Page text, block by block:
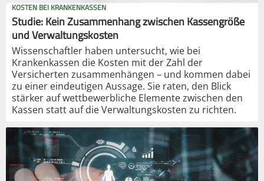
KOSTEN BEI KRANKENKASSEN
Studie: Kein Zusammenhang zwischen Kassengröße
und Verwaltungskosten
Wissenschaftler haben untersucht, wie bei
Krankenkassen die Kosten mit der Zahl der
Versicherten zusammenhängen – und kommen dabei
zu einer eindeutigen Aussage. Sie raten, den Blick
stärker auf wettbewerbliche Elemente zwischen den
Kassen statt auf die Verwaltungskosten zu richten.